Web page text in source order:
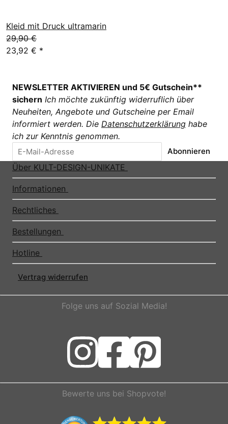
Kleid mit Druck ultramarin
29,90 €
23,92 € *
NEWSLETTER AKTIVIEREN und 5€ Gutschein**
sichern Ich möchte zukünftig widerruflich über
Neuheiten, Angebote und Gutscheine per Email
informiert werden. Die Datenschutzerklärung habe
ich zur Kenntnis genommen.
Abonnieren
Über KULT-DESIGN-UNIKATE
Informationen
Rechtliches
Bestellungen
Hotline
Vertrag widerrufen
Folge uns auf Sozial Media!
Bewerte uns bei Shopvote!